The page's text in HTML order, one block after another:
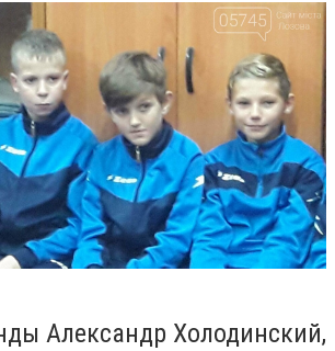
Александр Холодинский,